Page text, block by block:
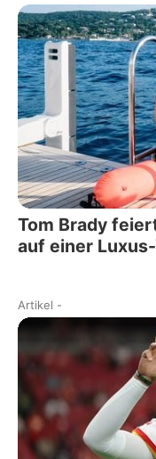
Tom Brady
auf einer
Artikel -